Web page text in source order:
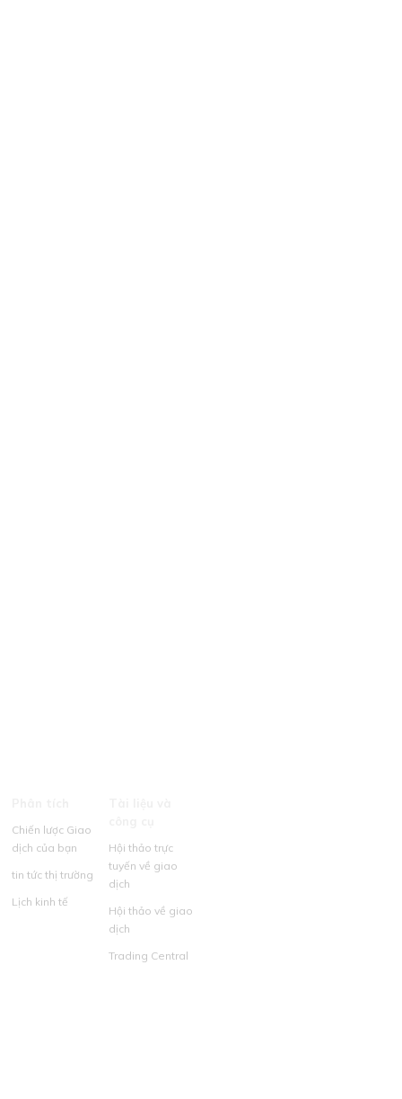
Chiến lược Giao
dịch của bạn
tin tức thị trường
Lịch kinh tế
Hội thảo trực
tuyến về giao
dịch
Hội thảo về giao
dịch
Trading Central